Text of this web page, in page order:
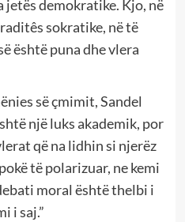
demokratike. Kjo, në
sokratike, në të
është puna dhe vlera
së çmimit, Sandel
një luks akademik, por
që na lidhin si njerëz
të polarizuar, ne kemi
moral është thelbi i
i saj.”